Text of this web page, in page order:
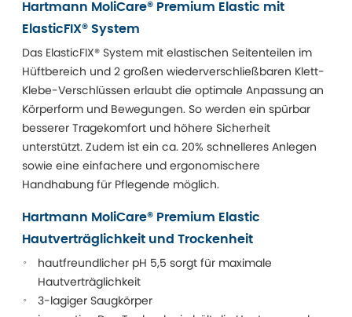
Hartmann MoliCare® Premium Elastic mit
ElasticFIX® System
Das ElasticFIX® System mit elastischen Seitenteilen im
Hüftbereich und 2 großen wiederverschließbaren Klett-
Klebe-Verschlüssen erlaubt die optimale Anpassung an
Körperform und Bewegungen. So werden ein spürbar
besserer Tragekomfort und höhere Sicherheit
unterstützt. Zudem ist ein ca. 20% schnelleres Anlegen
sowie eine einfachere und ergonomischere
Handhabung für Pflegende möglich.
Hartmann MoliCare® Premium Elastic
Hautverträglichkeit und Trockenheit
hautfreundlicher pH 5,5 sorgt für maximale
Hautverträglichkeit
3-lagiger Saugkörper